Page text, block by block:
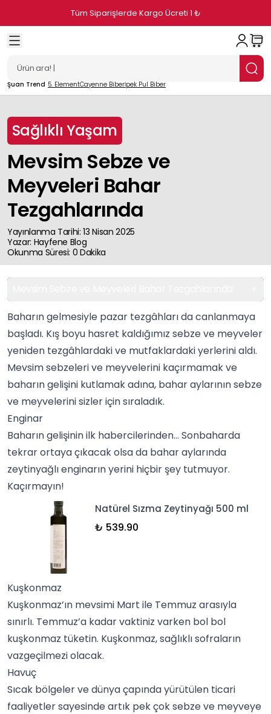
Üyelere Özel Tek Seferlik %10 İndirim
Şuan Trend 5. ElementCayenne Biberİpek Pul Biber
Sağlıklı Yaşam
Mevsim Sebze ve
Meyveleri Bahar
Tezgahlarında
Yayınlanma Tarihi: 13 Nisan 2025
Yazar: Hayfene Blog
Okunma Süresi: 0 Dakika
Baharın gelmesiyle pazar tezgâhları da canlanmaya
başladı. Kış boyu hasret kaldığımız sebzeve meyveler
yeniden tezgâhlardaki ve mutfaklardaki yerlerini aldı.
Mevsim sebzeleri ve meyvelerini kaçırmamak ve
baharın gelişini kutlamak adına, bahar aylarının sebze
ve meyvelerini sizler için sıraladık.
Enginar
Baharın gelişinin ilk habercilerinden… Sonbaharda
tekrar ortaya çıkacak olsa da bahar aylarında
zeytinyağlıenginarın yerini hiçbir şey tutmuyor.
Kaçırmayın!
Natürel Sızma Zeytinyağı 500 ml
₺ 539.90
Kuşkonmaz
Kuşkonmaz’ın mevsimi Mart ile Temmuz arasıyla
sınırlı. Temmuz’a kadar vaktiniz varken bol bol
kuşkonmaz tüketin. Kuşkonmaz, sağlıklı sofraların
vazgeçilmezi olacak.
Havuç
Sıcak bölgeler ve dünya çapında yürütülen ticari
faaliyetler sayesinde artık pek çok sebze ve meyveye